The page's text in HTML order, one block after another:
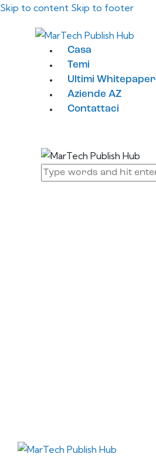
Skip to content Skip to footer
Casa
Temi
Ultimi Whitepaper
Aziende AZ
Contattaci